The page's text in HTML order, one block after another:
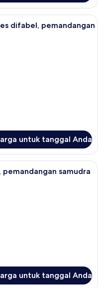
premium, bantalan ekstra
difabel, pemandangan
untuk tanggal Anda
datar, konsol video game,
pemandangan samudra
untuk tanggal Anda